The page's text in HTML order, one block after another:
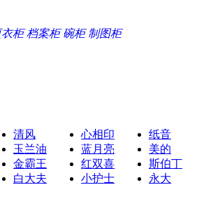
衣柜 档案柜 碗柜 制图柜
清风 心相印
纸音
玉兰油 蓝月亮
美的
金霸王 红双喜
斯伯丁
白大夫 小护士 永大